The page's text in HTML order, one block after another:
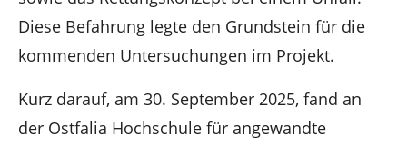
Diese Befahrung legte den Grundstein für die
kommenden Untersuchungen im Projekt.
Kurz darauf, am 30. September 2025, fand an
der Ostfalia Hochschule für angewandte